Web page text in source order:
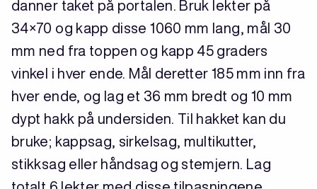
danner taket på portalen. Bruk lekter på
34×70 og kapp disse 1060 mm lang, mål 30
mm ned fra toppen og kapp 45 graders
vinkel i hver ende. Mål deretter 185 mm inn fra
hver ende, og lag et 36 mm bredt og 10 mm
dypt hakk på undersiden. Til hakket kan du
bruke; kappsag, sirkelsag, multikutter,
stikksag eller håndsag og stemjern. Lag